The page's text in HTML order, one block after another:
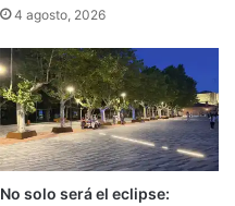
4 agosto, 2026
No solo será el eclipse: